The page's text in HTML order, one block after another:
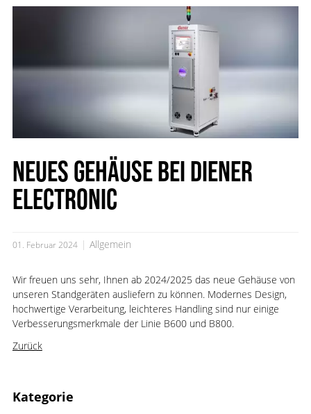
NEUES GEHÄUSE BEI DIENER
ELECTRONIC
01. Februar 2024 Allgemein
Wir freuen uns sehr, Ihnen ab 2024/2025 das neue Gehäuse von
unseren Standgeräten ausliefern zu können. Modernes Design,
hochwertige Verarbeitung, leichteres Handling sind nur einige
Verbesserungsmerkmale der Linie B600 und B800.
Zurück
Kategorie